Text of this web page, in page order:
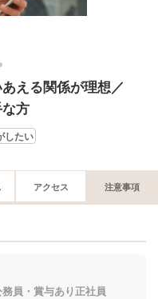
3
える関係が理想／
方
したい
アクセス 注意事項
務員・賞与あり正社員